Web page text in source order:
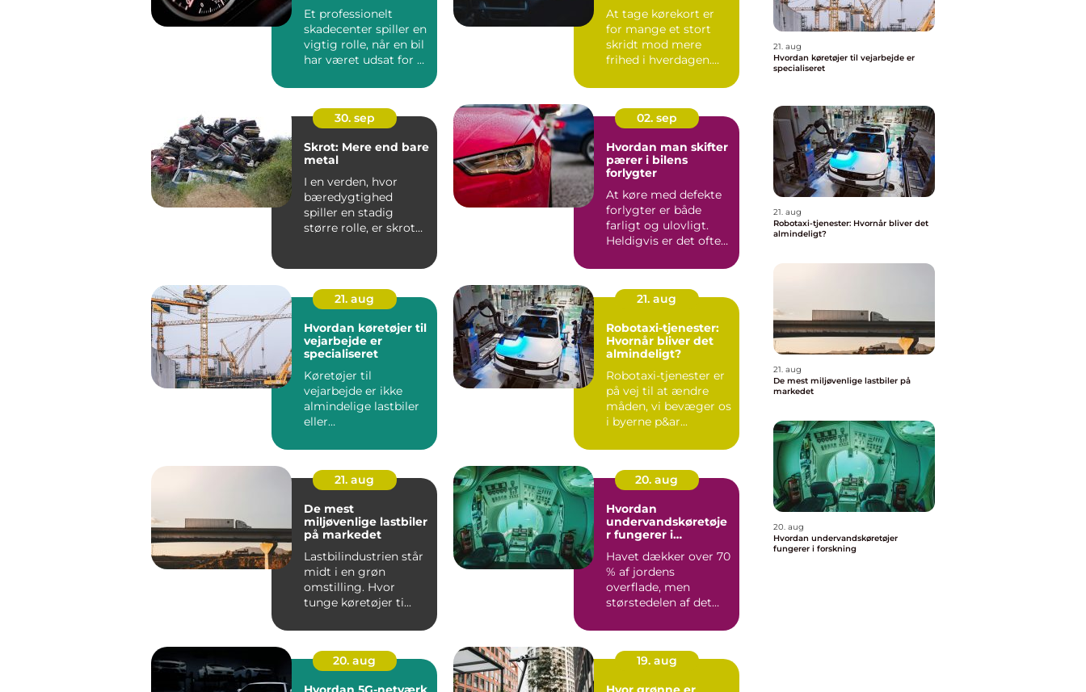
Et professionelt
skadecenter spiller en
vigtig rolle, når en bil
har været udsat for et
At tage kørekort er
for mange et stort
skridt mod mere
frihed i hverdagen.
har...
30. sep
Skrot: Mere end bare
metal
I en verden, hvor
bæredygtighed
spiller en stadig
større rolle, er skrot
02. sep
Hvordan man skifter
pærer i bilens
forlygter
At køre med defekte
forlygter er både
farligt og ulovligt.
Heldigvis er det ofte
21. aug
Hvordan køretøjer til
vejarbejde er
specialiseret
Køretøjer til
vejarbejde er ikke
almindelige lastbiler
eller
21. aug
Robotaxi-tjenester:
Hvornår bliver det
almindeligt?
Robotaxi-tjenester er
på vej til at ændre
måden, vi bevæger os
i byerne p&ar...
21. aug
De mest
miljøvenlige lastbiler
på markedet
Lastbilindustrien står
midt i en grøn
omstilling. Hvor
tunge køretøjer ti...
20. aug
Hvordan
undervandskøretøje
r fungerer i
Havet dækker over 70
% af jordens
overflade, men
størstedelen af det
20. aug
19. aug
21. aug
Hvordan køretøjer til vejarbejde er
specialiseret
21. aug
Robotaxi-tjenester: Hvornår bliver det
almindeligt?
21. aug
De mest miljøvenlige lastbiler på
markedet
20. aug
Hvordan undervandskøretøjer
fungerer i forskning